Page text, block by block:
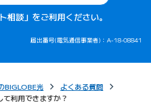
相談」をご利用ください。
届出番号(電気通信事業者)：A-18-08841
BIGLOBE光
よくある質問
利用できますか？